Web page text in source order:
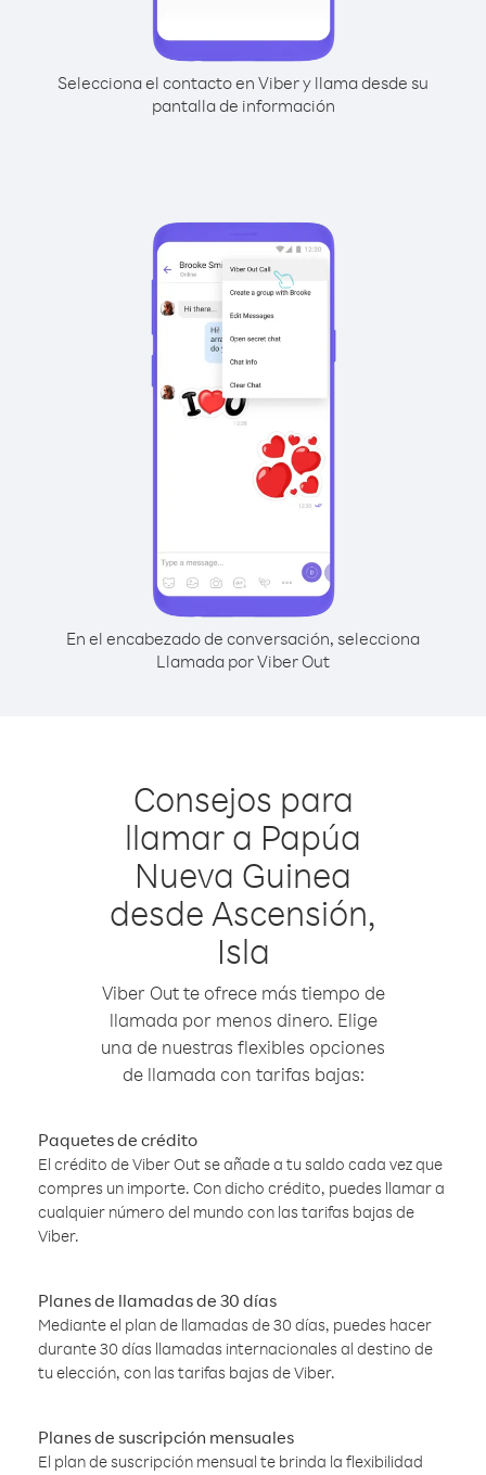
Selecciona el contacto en Viber y llama desde su
pantalla de información
En el encabezado de conversación, selecciona
Llamada por Viber Out
Consejos para
llamar a Papúa
Nueva Guinea
desde Ascensión,
Isla
Viber Out te ofrece más tiempo de
llamada por menos dinero. Elige
una de nuestras flexibles opciones
de llamada con tarifas bajas:
Paquetes de crédito
El crédito de Viber Out se añade a tu saldo cada vez que
compres un importe. Con dicho crédito, puedes llamar a
cualquier número del mundo con las tarifas bajas de
Viber.
Planes de llamadas de 30 días
Mediante el plan de llamadas de 30 días, puedes hacer
durante 30 días llamadas internacionales al destino de
tu elección, con las tarifas bajas de Viber.
Planes de suscripción mensuales
El plan de suscripción mensual te brinda la flexibilidad